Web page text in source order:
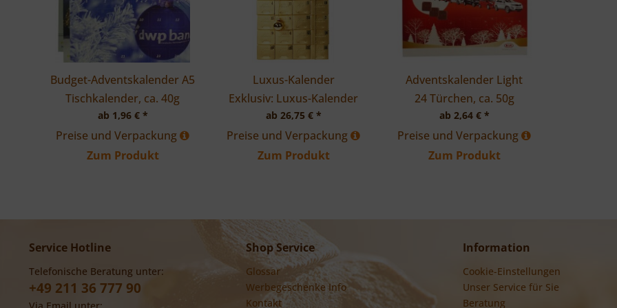
Budget-Adventskalender A5
Tischkalender, ca. 40g
ab 1,96 € *
Preise und Verpackung
Zum Produkt
Luxus-Kalender
Exklusiv: Luxus-Kalender
ab 26,75 € *
Preise und Verpackung
Zum Produkt
Adventskalender Light
24 Türchen, ca. 50g
ab 2,64 € *
Preise und Verpackung
Zum Produkt
Service Hotline
Telefonische Beratung unter:
+49 211 36 777 90
Shop Service
Glossar
Werbegeschenke Info
Kontakt
Information
Cookie-Einstellungen
Unser Service für Sie
Beratung